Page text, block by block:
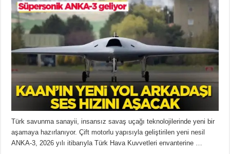
Türk savunma sanayii, insansız savaş uçağı teknolojilerinde yeni bir
aşamaya hazırlanıyor. Çift motorlu yapısıyla geliştirilen yeni nesil
ANKA-3, 2026 yılı itibarıyla Türk Hava Kuvvetleri envanterine …